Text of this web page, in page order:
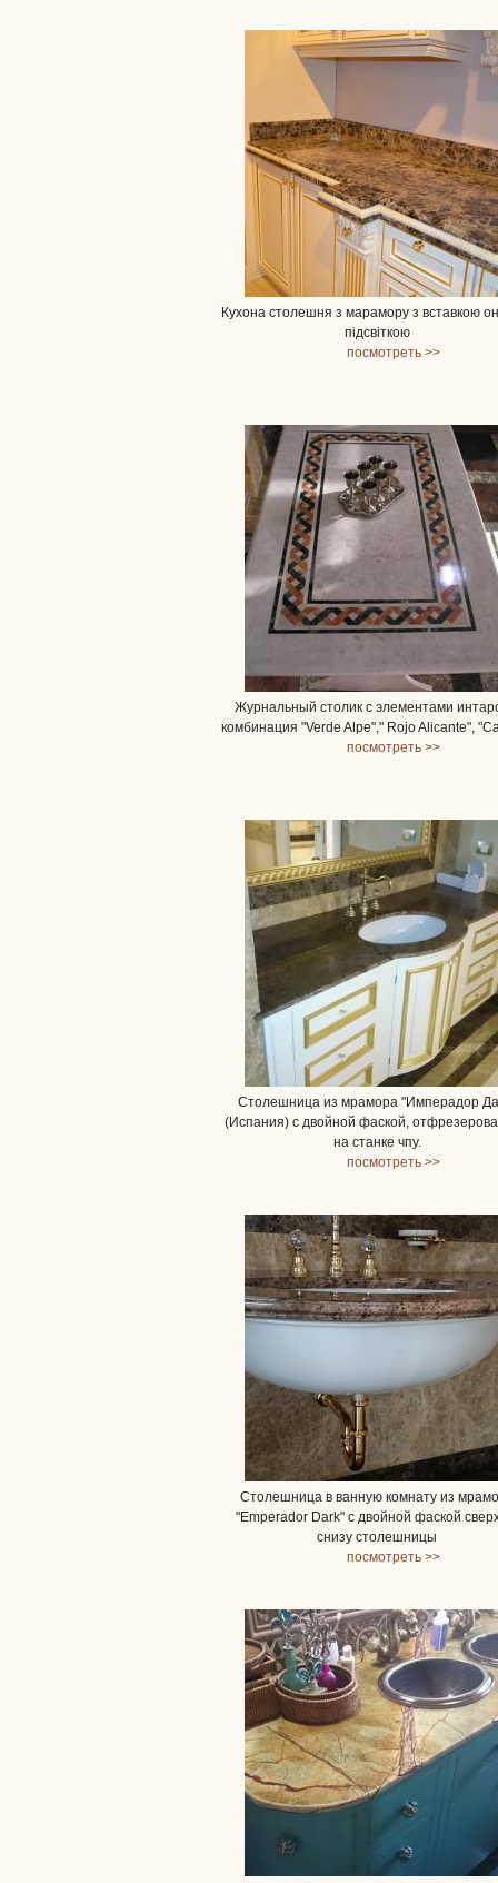
Кухона столешня з марамору з вставкою
підсвіткою
посмотреть >>
Журнальный столик с элементами
комбинация "Verde Alpe"," Rojo Alicante",
посмотреть >>
Столешница из мрамора "Имперадор
(Испания) с двойной фаской,
на станке чпу.
посмотреть >>
Столешница в ванную комнату из
"Еmperador Dark" с двойной фаской
снизу столешницы
посмотреть >>